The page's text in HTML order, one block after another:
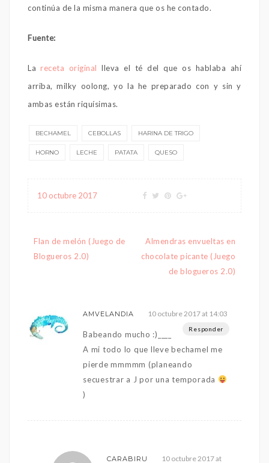
continúa de la misma manera que os he contado.
Fuente:
La receta original lleva el té del que os hablaba ahí
arriba, milky oolong, yo la he preparado con y sin y
ambas están riquísimas.
BECHAMEL CEBOLLAS HARINA DE TRIGO
HORNO LECHE PATATA QUESO
10 octubre 2017
Navegación
de
Flan de melón (Juego de
Blogueros 2.0)
Almendras envueltas en
chocolate picante (Juego
de blogueros 2.0)
AMVELANDIA 10 octubre 2017 at 14:03
Responder
Babeando mucho :)____
A mi todo lo que lleve bechamel me
pierde mmmmm (planeando
secuestrar a J por una temporada
)
CARABIRU
10 octubre 2017 at